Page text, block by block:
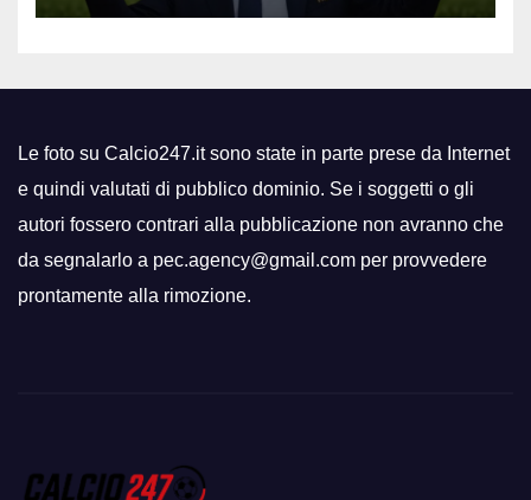
Le foto su Calcio247.it sono state in parte prese da Internet
e quindi valutati di pubblico dominio. Se i soggetti o gli
autori fossero contrari alla pubblicazione non avranno che
da segnalarlo a pec.agency@gmail.com per provvedere
prontamente alla rimozione.